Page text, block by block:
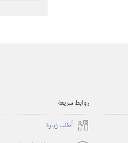
روابط سريعة
أُطلب زيارة